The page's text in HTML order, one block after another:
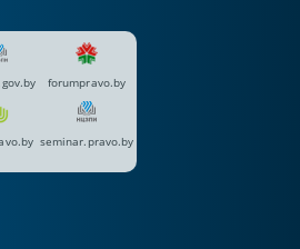
forumpravo.by
seminar.pravo.by